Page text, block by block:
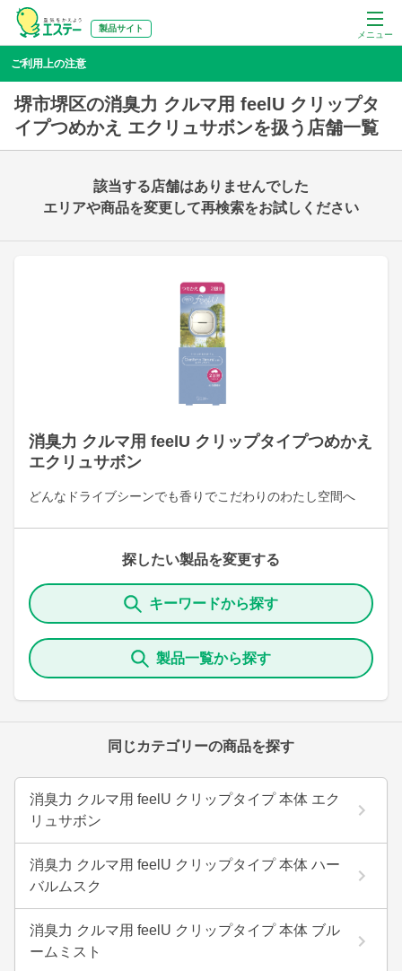
メニュー
製品サイト
ご利用上の注意
堺市堺区の消臭力 クルマ用 feelU クリップタ
イプつめかえ エクリュサボンを扱う店舗一覧
消臭力 クルマ用 feelU クリップタイプつめかえ
エクリュサボン
どんなドライブシーンでも香りでこだわりのわたし空間へ
探したい製品を変更する
キーワードから探す
製品一覧から探す
同じカテゴリーの商品を探す
消臭力 クルマ用 feelU クリップタイプ 本体 エク
リュサボン
消臭力 クルマ用 feelU クリップタイプ 本体 ハー
バルムスク
消臭力 クルマ用 feelU クリップタイプ 本体 ブル
ームミスト
該当する店舗はありませんでした
エリアや商品を変更して再検索をお試しください